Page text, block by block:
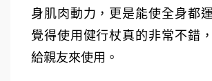
身肌肉動力，更是能使全身都
覺得使用健行杖真的非常不錯
給親友來使用。